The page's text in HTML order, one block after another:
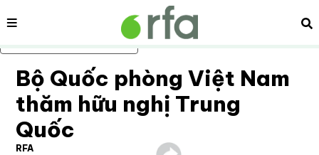
Bỏ qua nội dung chính
Nội dung
Bộ Quốc phòng Việt Nam
thăm hữu nghị Trung
Quốc
RFA